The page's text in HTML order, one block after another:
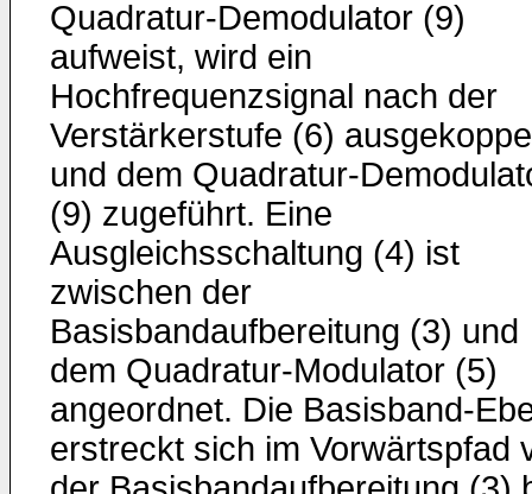
Quadratur-Demodulator (9)
aufweist, wird ein
Hochfrequenzsignal nach der
Verstärkerstufe (6)
und dem Quadratur-
(9) zugeführt. Eine
Ausgleichsschaltung (4) ist
zwischen der
Basisbandaufbereitung (3) und
dem Quadratur-Modulator (5)
angeordnet. Die Basisband-
erstreckt sich im Vorwärtspfad